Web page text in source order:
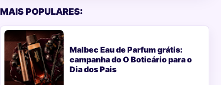
MAIS POPULARES:
Malbec Eau de Parfum grátis:
campanha do O Boticário para o
Dia dos Pais